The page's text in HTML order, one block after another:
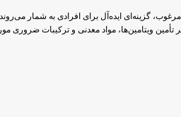
گزینه‌ای ایده‌آل برای افرادی به شمار
ویتامین‌ها، مواد معدنی و ترکیبات ضروری